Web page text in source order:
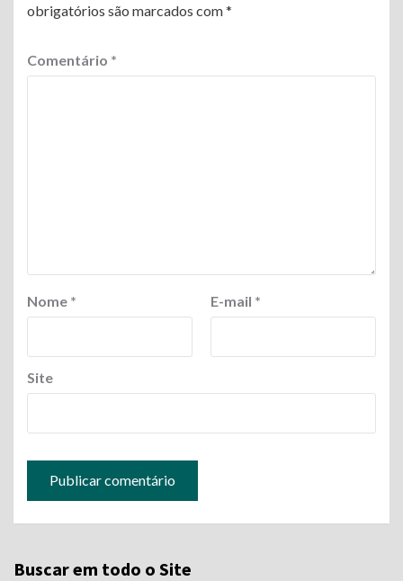
obrigatórios são marcados com*
Comentário *
Nome * E-mail *
Site
Buscar em todo o Site